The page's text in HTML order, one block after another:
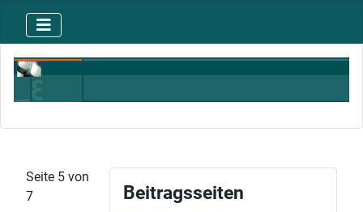
Beitragsseiten
Seite 5 von
7